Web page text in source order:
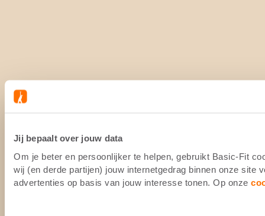
Jij bepaalt over jouw data
Om je beter en persoonlijker te helpen, gebruikt Basic-Fit
wij (en derde partijen) jouw internetgedrag binnen onze site
advertenties op basis van jouw interesse tonen. Op onze